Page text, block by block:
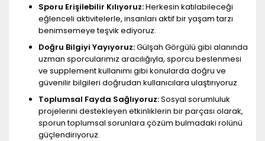
Sporu Erişilebilir Kılıyoruz:Herkesin katılabileceği
eğlenceli aktivitelerle, insanları aktif bir yaşam tarzı
benimsemeye teşvik ediyoruz.
Doğru Bilgiyi Yayıyoruz:Gülşah Görgülü gibi alanında
uzman sporcularımız aracılığıyla, sporcu beslenmesi
ve supplement kullanımı gibi konularda doğru ve
güvenilir bilgileri doğrudan kullanıcılara ulaştırıyoruz.
Toplumsal Fayda Sağlıyoruz:Sosyal sorumluluk
projelerini destekleyen etkinliklerin bir parçası olarak,
sporun toplumsal sorunlara çözüm bulmadaki rolünü
güçlendiriyoruz.